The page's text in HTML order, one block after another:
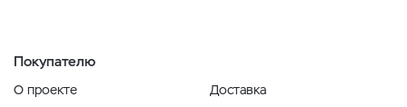
Покупателю
О проекте
Доставка